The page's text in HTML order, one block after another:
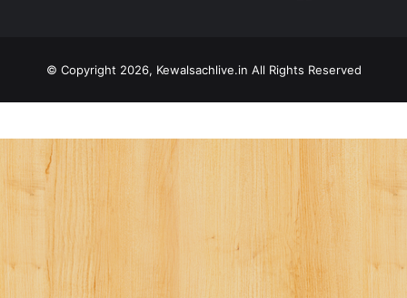
© Copyright 2026, Kewalsachlive.in All Rights Reserved